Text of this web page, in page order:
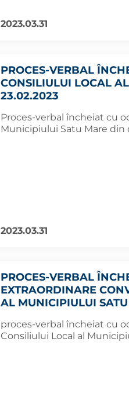
2023.03.31
PROCES-VERBAL
CONSILIULUI LOCAL
23.02.2023
Proces-verbal încheiat cu
Municipiului Satu Mare din
2023.03.31
PROCES-VERBAL
EXTRAORDINARE
AL MUNICIPIULUI
proces-verbal încheiat cu
Consiliului Local al